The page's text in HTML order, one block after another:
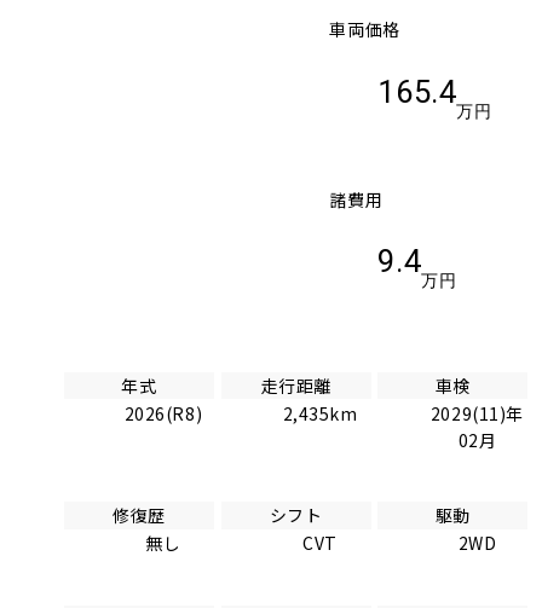
車両価格
165.4
万円
諸費用
9.4
万円
年式
2026(R8)
走行距離
2,435km
車検
2029(11)年
02月
修復歴
無し
シフト
CVT
駆動
2WD